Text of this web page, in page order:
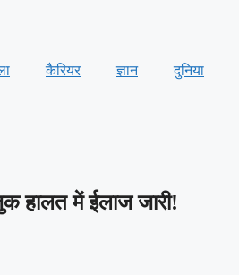
कैरियर ज्ञान दुनिया
हालत में ईलाज जारी!